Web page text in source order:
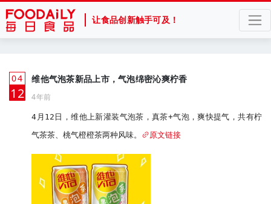
让食品创新触手可及！
04
月
12
维他气泡茶新品上市，气泡绵密沁爽柠香
4年前
4月12日，维他上新灌装气泡茶，真茶+气泡，爽快提气，共有柠
气茶茶、桃气橙橙茶两种风味。
原文链接